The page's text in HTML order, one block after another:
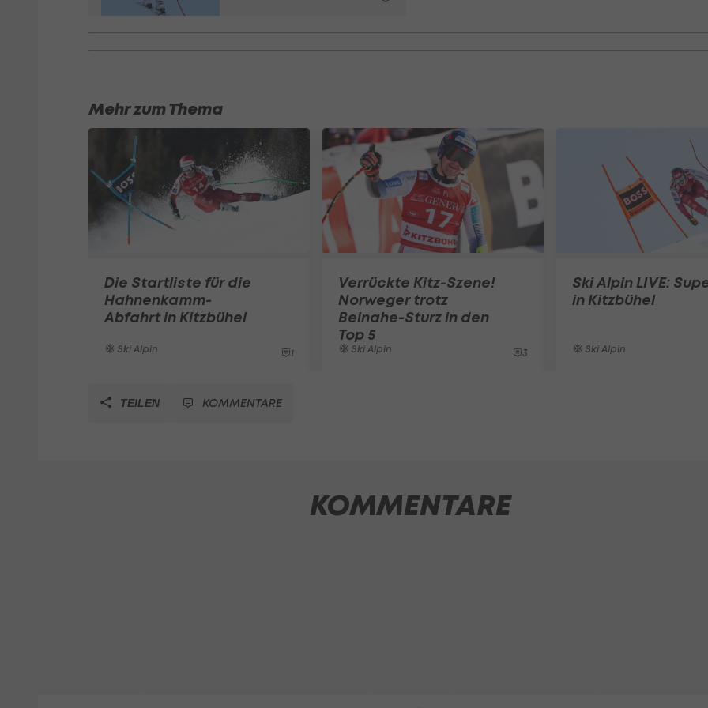
Mehr zum Thema
Die Startliste für die
Hahnenkamm-
Abfahrt in Kitzbühel
Ski Alpin 1
Verrückte Kitz-Szene!
Norweger trotz
Beinahe-Sturz in den
Top 5
Ski Alpin 3
Ski Alpin LIVE:
in Kitzbühel
Ski Alpin
TEILEN KOMMENTARE
KOMMENTARE